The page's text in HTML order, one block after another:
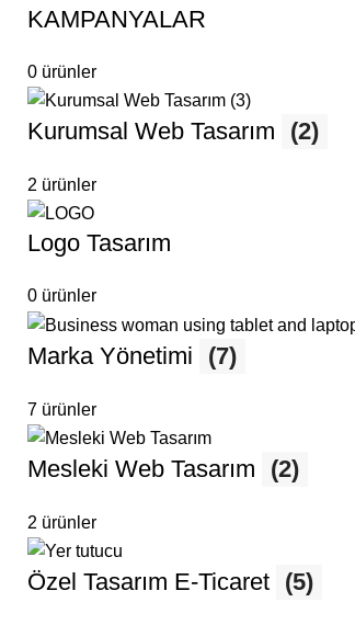
KAMPANYALAR
0 ürünler
Kurumsal Web Tasarım (2)
2 ürünler
Logo Tasarım
0 ürünler
Marka Yönetimi (7)
7 ürünler
Mesleki Web Tasarım (2)
2 ürünler
Özel Tasarım E-Ticaret (5)